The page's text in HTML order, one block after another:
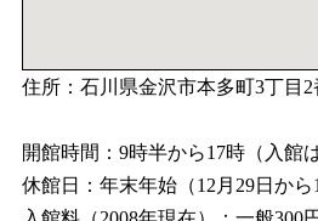
住所：石川県金沢市本多町3丁目2
開館時間：9時半から17時（入館
休館日：年末年始（12月29日から